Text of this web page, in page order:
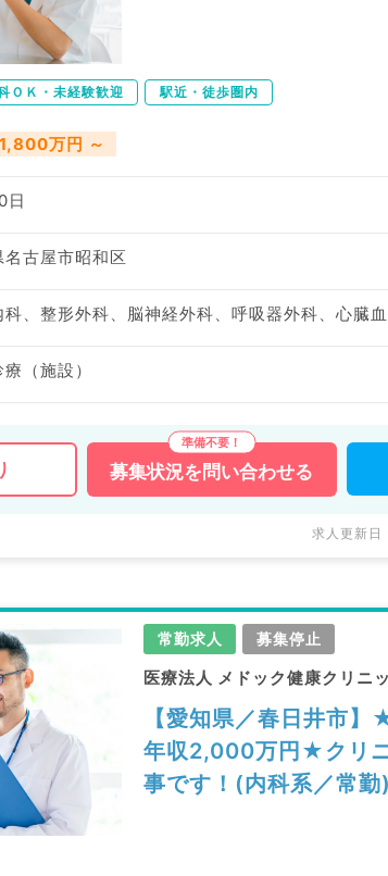
ＯＫ・未経験歓迎 駅近・徒歩圏内
万円 ～
日
名古屋市昭和区
（施設）
募集状況を 問い合わせる
求人更新
常勤求人 募集停止
医療法人 メドック健康クリニ
【愛知県／春日井市
年収2,000万円★クリ
事です！(内科系／常勤)